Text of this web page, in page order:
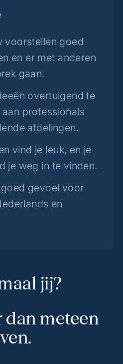
voorstellen goed
en er met anderen
gaan.
overtuigend te
professionals
afdelingen.
vind je leuk, en je
je weg in te vinden.
gevoel voor
en
jij?
meteen